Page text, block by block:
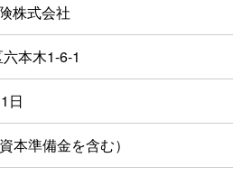
株式会社
本木1-6-1
日
本準備金を含む）